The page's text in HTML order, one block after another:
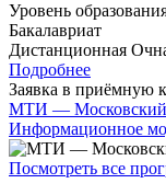
Уровень
Бакалавриат
Дистанционная
Подробнее
Заявка в приёмную
МТИ — Московский
Информационное
Посмотреть все